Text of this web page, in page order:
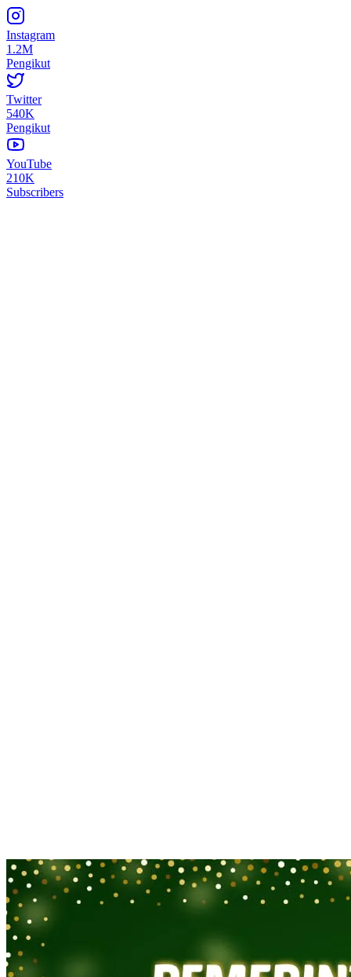
Instagram
1.2M
Pengikut
Twitter
540K
Pengikut
YouTube
210K
Subscribers